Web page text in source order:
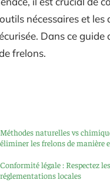
nécessaires et les
Dans ce guide
frelons.
Méthodes naturelles vs
éliminer les frelons de manière
Conformité légale : Respectez
réglementations locales